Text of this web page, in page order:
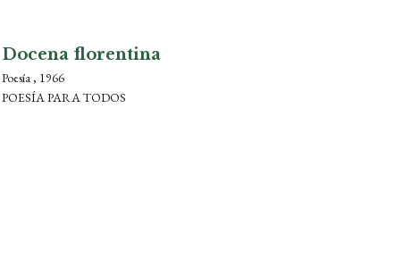
Docena florentina
Poesía , 1966
POESÍA PARA TODOS